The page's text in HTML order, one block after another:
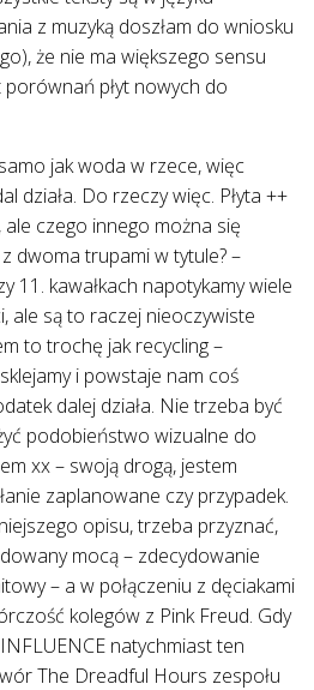
z muzyką doszłam do wniosku
że nie ma większego sensu
płyt nowych do
jak woda w rzece, więc
działa. Do rzeczy więc. Płyta ++
czego innego można się
dwoma trupami w tytule? –
11. kawałkach napotykamy wiele
ale są to raczej nieoczywiste
to trochę jak recycling –
i powstaje nam coś
dalej działa. Nie trzeba być
podobieństwo wizualne do
xx – swoją drogą, jestem
zaplanowane czy przypadek.
opisu, trzeba przyznać,
mocą – zdecydowanie
– a w połączeniu z dęciakami
kolegów z Pink Freud. Gdy
natychmiast ten
The Dreadful Hours zespołu